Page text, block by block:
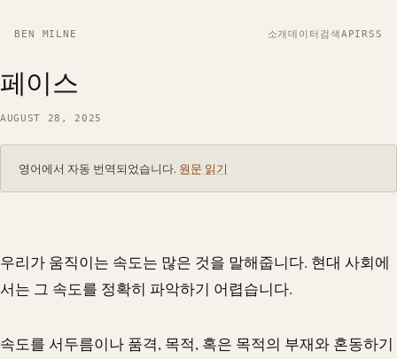
BEN MILNE 소개데이터 검색APIRSS
페이스
AUGUST 28, 2025
영어에서 자동 번역되었습니다. 원문 읽기
우리가 움직이는 속도는 많은 것을 말해줍니다. 현대 사회에
서는 그 속도를 정확히 파악하기 어렵습니다.
속도를 서두름이나 품격, 목적, 혹은 목적의 부재와 혼동하기